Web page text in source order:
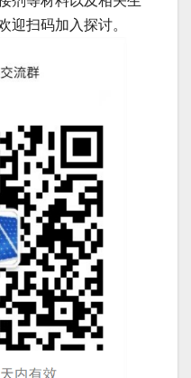
迎扫码加入探讨。